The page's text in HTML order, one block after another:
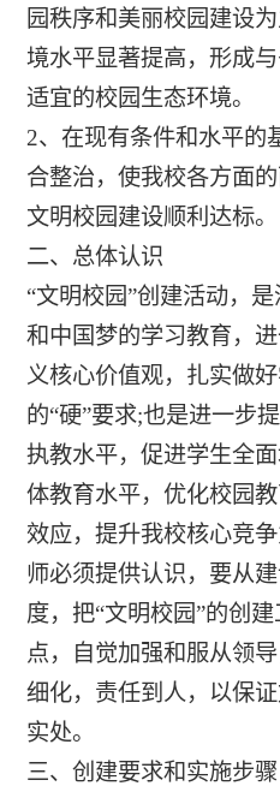
园秩序和美丽校园建设
境水平显著提高，形成
适宜的校园生态环境。
2、在现有条件和水平的
合整治，使我校各方面
文明校园建设顺利达标。
二、总体认识
“文明校园”创建活动，
和中国梦的学习教育，
义核心价值观，扎实做
的“硬”要求;也是进一步
执教水平，促进学生全
体教育水平，优化校园
效应，提升我校核心竞
师必须提供认识，要从
度，把“文明校园”的创
点，自觉加强和服从领
细化，责任到人，以保
实处。
三、创建要求和实施步骤